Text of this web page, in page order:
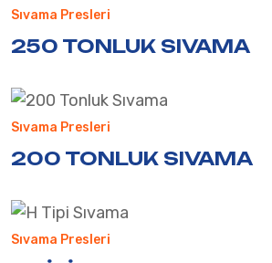
Sıvama Presleri
250 TONLUK SIVAMA
Sıvama Presleri
200 TONLUK SIVAMA
Sıvama Presleri